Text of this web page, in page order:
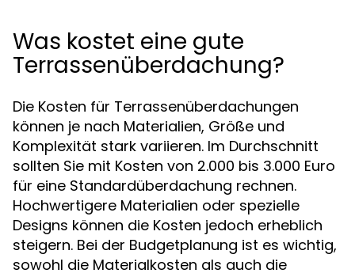
Was kostet eine gute
Terrassenüberdachung?
Die Kosten für Terrassenüberdachungen
können je nach Materialien, Größe und
Komplexität stark variieren. Im Durchschnitt
sollten Sie mit Kosten von 2.000 bis 3.000 Euro
für eine Standardüberdachung rechnen.
Hochwertigere Materialien oder spezielle
Designs können die Kosten jedoch erheblich
steigern. Bei der Budgetplanung ist es wichtig,
sowohl die Materialkosten als auch die